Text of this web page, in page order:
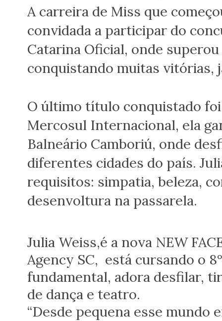
A carreira de Miss que
convidada a participar do
Catarina Oficial, onde
conquistando muitas vitórias,
O último título conquistado foi
Mercosul Internacional, ela
Balneário Camboriú, onde
diferentes cidades do país.
requisitos: simpatia, beleza,
desenvoltura na passarela.
Julia Weiss,é a nova NEW
Agency SC, está cursando o
fundamental, adora desfilar,
de dança e teatro.
“Desde pequena esse mundo